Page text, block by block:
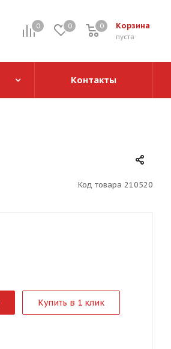
0 0 Корзина
0
пуста
0
Контакты
Код товара 210520
Купить в 1 клик